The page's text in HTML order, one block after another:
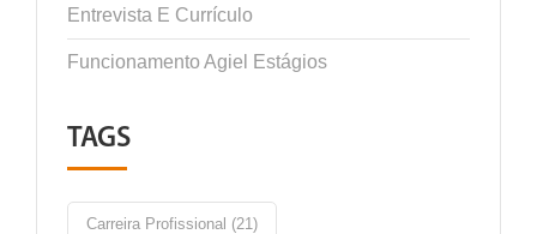
Entrevista E Currículo
Funcionamento Agiel Estágios
TAGS
Carreira Profissional (21)